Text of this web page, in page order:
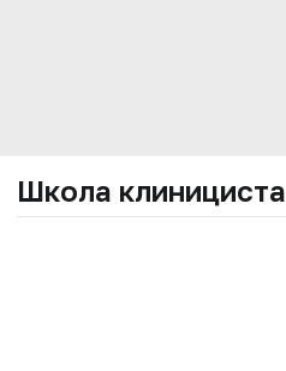
Школа клинициста